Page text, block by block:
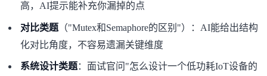
高，AI提示能补充你漏掉的点
对比类题（"Mutex和Semaphore的区别"）：AI能给出结构
化对比角度，不容易遗漏关键维度
系统设计类题：面试官问"怎么设计一个低功耗IoT设备的